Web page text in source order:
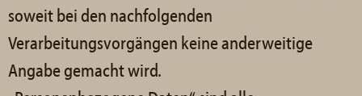
soweit bei den nachfolgenden
Verarbeitungsvorgängen keine anderweitige
Angabe gemacht wird.